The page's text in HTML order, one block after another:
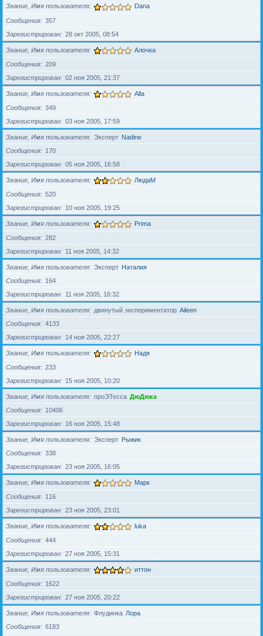
Звание, Имя пользователя Dana
Сообщения
357
Зарегистрирован
28 окт 2005, 08:54
Звание, Имя пользователя Алочка
Сообщения
209
Зарегистрирован
02 ноя 2005, 21:37
Звание, Имя пользователя Alla
Сообщения
349
Зарегистрирован
03 ноя 2005, 17:59
Звание, Имя пользователя Эксперт Nadine
Сообщения
170
Зарегистрирован
05 ноя 2005, 16:58
Звание, Имя пользователя ЛюдаМ
Сообщения
520
Зарегистрирован
10 ноя 2005, 19:25
Звание, Имя пользователя Prima
Сообщения
282
Зарегистрирован
11 ноя 2005, 14:32
Звание, Имя пользователя Эксперт Наталия
Сообщения
164
Зарегистрирован
11 ноя 2005, 16:32
Звание, Имя пользователя двинутый экспериментатор Aileen
Сообщения
4133
Зарегистрирован
14 ноя 2005, 22:27
Звание, Имя пользователя Надя
Сообщения
233
Зарегистрирован
15 ноя 2005, 10:20
Звание, Имя пользователя проЭТесса ДюДюка
Сообщения
10406
Зарегистрирован
16 ноя 2005, 15:48
Звание, Имя пользователя Эксперт Рыжик
Сообщения
338
Зарегистрирован
23 ноя 2005, 16:05
Звание, Имя пользователя Марк
Сообщения
116
Зарегистрирован
23 ноя 2005, 23:01
Звание, Имя пользователя luka
Сообщения
444
Зарегистрирован
27 ноя 2005, 15:31
Звание, Имя пользователя иттон
Сообщения
1622
Зарегистрирован
27 ноя 2005, 20:22
Звание, Имя пользователя Флудинка Лора
Сообщения
6183